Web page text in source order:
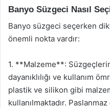
Banyo Süzgeci Nasıl
Banyo süzgeci seçerken
önemli nokta vardır:
1. **Malzeme**: Süzgeçlerin
dayanıklılığı ve kullanım
plastik ve silikon gibi
kullanılmaktadır.